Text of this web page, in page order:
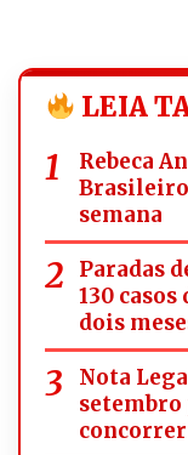
LEIA
Rebeca
semana
Paradas
130
dois
Nota
concorrer